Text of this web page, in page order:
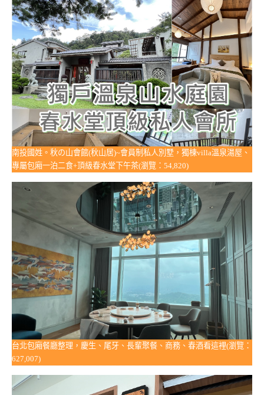
南投國姓。秋の山會館(秋山居)~會員制私人別墅，獨棟villa溫泉湯屋、
專屬包廂一泊二食+頂級春水堂下午茶(瀏覽：54,820)
台北包廂餐廳整理，慶生、尾牙、長輩聚餐、商務、春酒看這裡(瀏覽：
627,007)